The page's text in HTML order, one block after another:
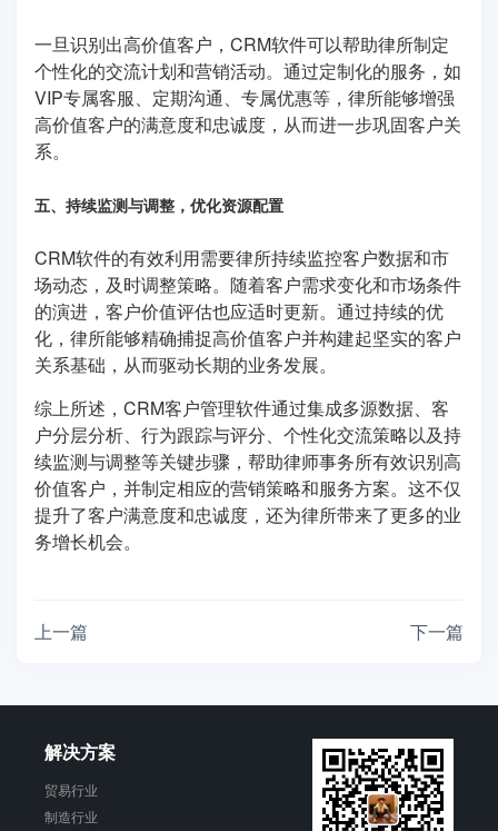
一旦识别出高价值客户，CRM软件可以帮助律所制定
个性化的交流计划和营销活动。通过定制化的服务，如
VIP专属客服、定期沟通、专属优惠等，律所能够增强
高价值客户的满意度和忠诚度，从而进一步巩固客户关
系。
五、持续监测与调整，优化资源配置
CRM软件的有效利用需要律所持续监控客户数据和市
场动态，及时调整策略。随着客户需求变化和市场条件
的演进，客户价值评估也应适时更新。通过持续的优
化，律所能够精确捕捉高价值客户并构建起坚实的客户
关系基础，从而驱动长期的业务发展。
综上所述，CRM客户管理软件通过集成多源数据、客
户分层分析、行为跟踪与评分、个性化交流策略以及持
续监测与调整等关键步骤，帮助律师事务所有效识别高
价值客户，并制定相应的营销策略和服务方案。这不仅
提升了客户满意度和忠诚度，还为律所带来了更多的业
务增长机会。
上一篇 下一篇
解决方案
贸易行业
制造行业